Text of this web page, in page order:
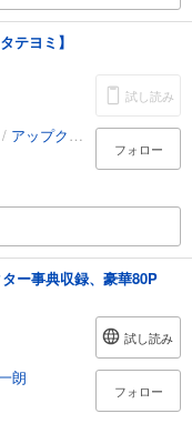
テヨミ】
/ アップクロス /GIGATOON
試し読み
フォロー
ー事典収録、豪華80P
朗
試し読み
フォロー